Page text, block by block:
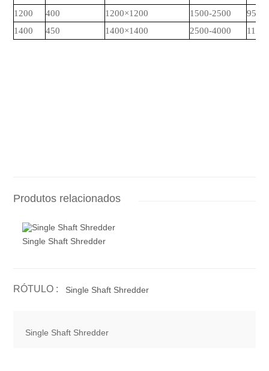
1200
400 1200×1200 1500-2500
95.5
1400
450 1400×1400 2500-4000 117.5
Produtos relacionados
Single Shaft Shredder
RÓTULO : Single Shaft Shredder
Single Shaft Shredder